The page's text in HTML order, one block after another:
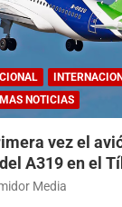
NOTICIAS
vez el
A319 en el
Media